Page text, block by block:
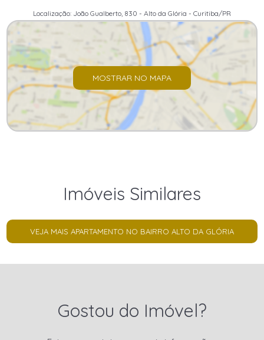
Localização: João Gualberto, 830 - Alto da Glória - Curitiba/PR
MOSTRAR NO MAPA
Imóveis Similares
VEJA MAIS APARTAMENTO NO BAIRRO ALTO DA GLÓRIA
Gostou do Imóvel?